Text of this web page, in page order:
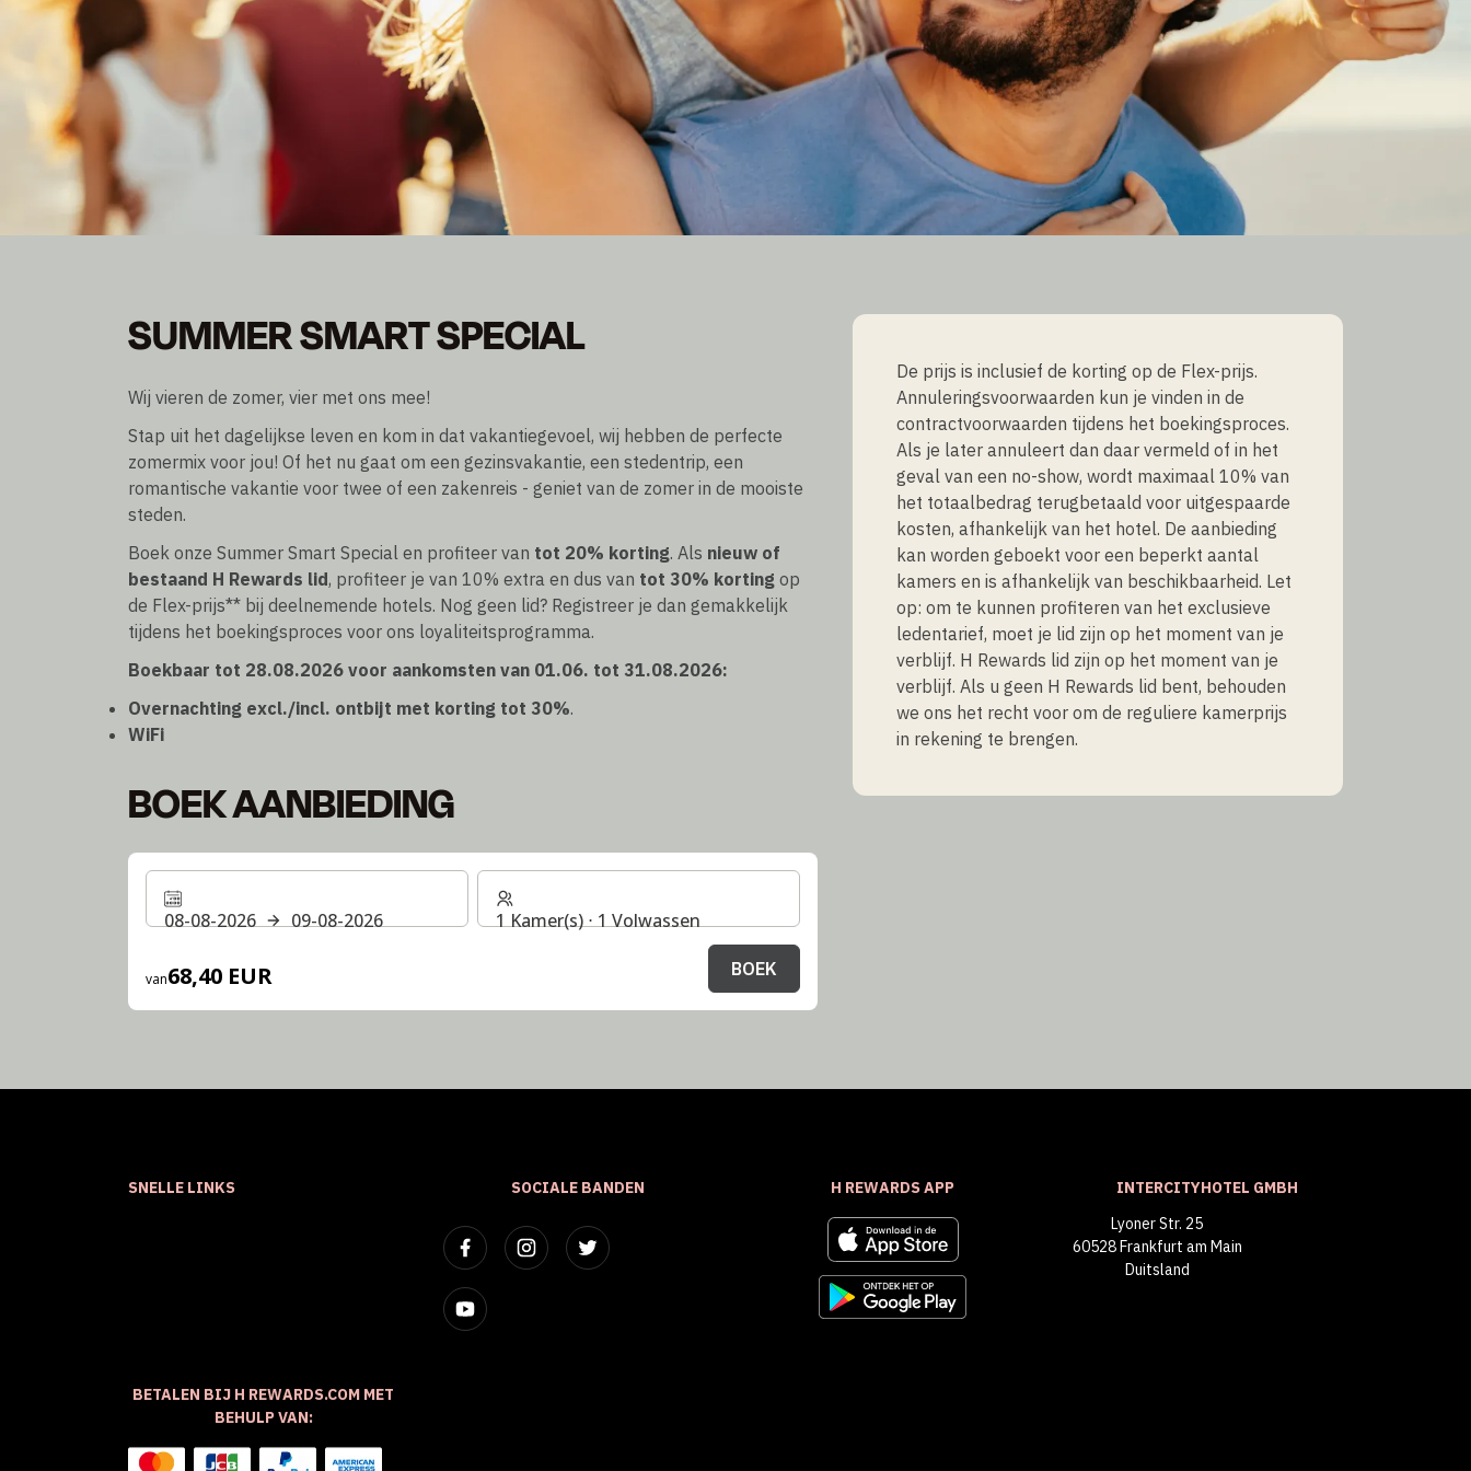
Word lid en bespaar tot 30% korting
SUMMER SMART SPECIAL
Wij vieren de zomer, vier met ons mee!
Stap uit het dagelijkse leven en kom in dat vakantiegevoel, wij hebben de perfecte
zomermix voor jou! Of het nu gaat om een gezinsvakantie, een stedentrip, een
romantische vakantie voor twee of een zakenreis - geniet van de zomer in de mooiste
steden.
Boek onze Summer Smart Special en profiteer van tot 20% korting. Als nieuw of
bestaand H Rewards lid, profiteer je van 10% extra en dus van tot 30% korting op
de Flex-prijs** bij deelnemende hotels. Nog geen lid? Registreer je dan gemakkelijk
tijdens het boekingsproces voor ons loyaliteitsprogramma.
Boekbaar tot 28.08.2026 voor aankomsten van 01.06. tot 31.08.2026:
Overnachting excl./incl. ontbijt met korting tot 30%.
WiFi
BOEK AANBIEDING
08-08-2026 09-08-2026
van68,40 EUR
1 Kamer(s) ⋅ 1 Volwassen
BOEK
De prijs is inclusief de korting op de Flex-prijs.
Annuleringsvoorwaarden kun je vinden in de
contractvoorwaarden tijdens het boekingsproces.
Als je later annuleert dan daar vermeld of in het
geval van een no-show, wordt maximaal 10% van
het totaalbedrag terugbetaald voor uitgespaarde
kosten, afhankelijk van het hotel. De aanbieding
kan worden geboekt voor een beperkt aantal
kamers en is afhankelijk van beschikbaarheid. Let
op: om te kunnen profiteren van het exclusieve
ledentarief, moet je lid zijn op het moment van je
verblijf. H Rewards lid zijn op het moment van je
verblijf. Als u geen H Rewards lid bent, behouden
we ons het recht voor om de reguliere kamerprijs
in rekening te brengen.
SNELLE LINKS SOCIALE BANDEN H REWARDS APP
INTERCITYHOTEL GMBH
Lyoner Str. 25
60528 Frankfurt am Main
Duitsland
BETALEN BIJ H REWARDS.COM MET
BEHULP VAN: